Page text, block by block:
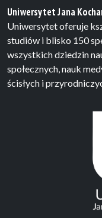
Uniwersytet Jana
Uniwersytet oferuje
studiów i blisko 150
wszystkich dziedzin
społecznych, nauk
ścisłych i